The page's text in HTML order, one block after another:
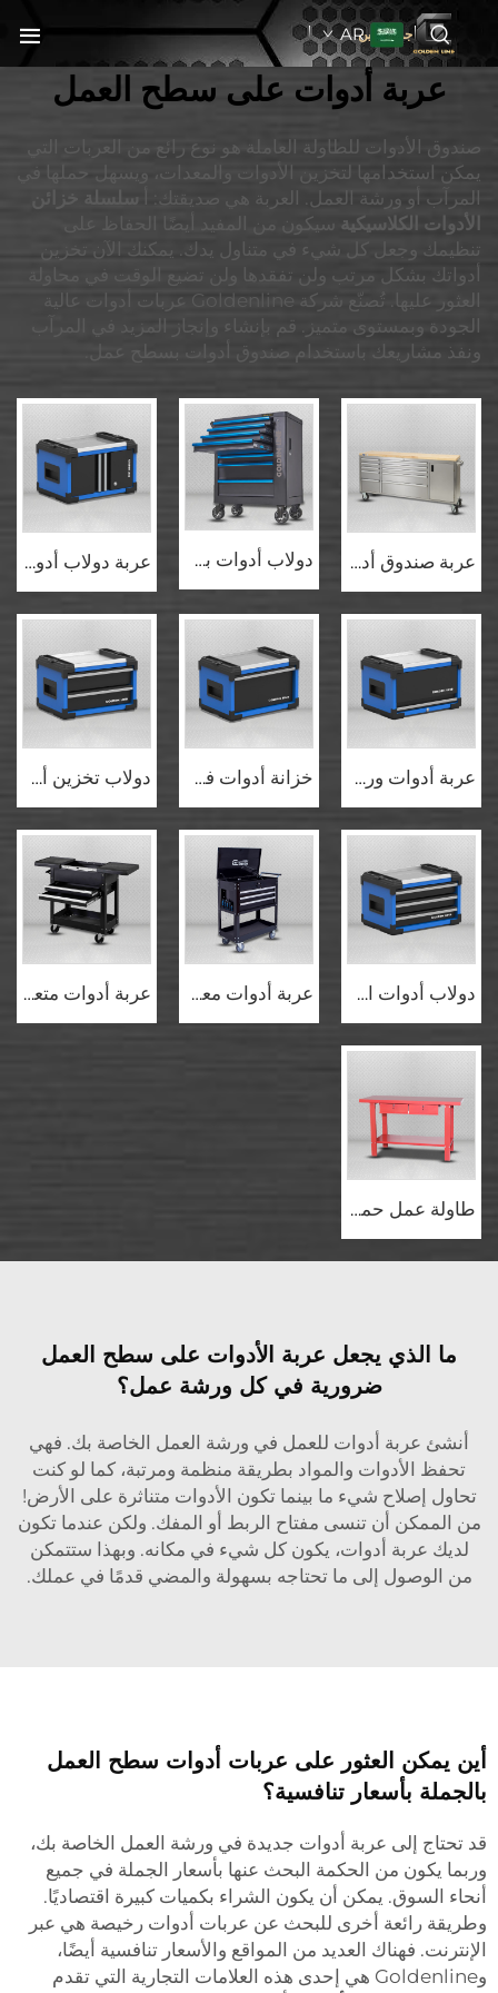
جولدنبلاينAR
عربة أدوات على سطح العمل
صندوق الأدوات للطاولة العاملة هو نوع رائع من العربات التي
يمكن استخدامها لتخزين الأدوات والمعدات، ويسهل حملها في
المرآب أو ورشة العمل. العربة هي صديقتك: أ سلسلة خزائن
الأدوات الكلاسيكية سيكون من المفيد أيضًا الحفاظ على
تنظيمك وجعل كل شيء في متناول يدك. يمكنك الآن تخزين
أدواتك بشكل مرتب ولن تفقدها ولن تضيع الوقت في محاولة
العثور عليها. تُصنّع شركة Goldenline عربات أدوات عالية
الجودة وبمستوى متميز. قم بإنشاء وإنجاز المزيد في المرآب
ونفذ مشاريعك باستخدام صندوق أدوات بسطح عمل.
عربة صندوق أدوات على منضدة عمل من الصلب البارد SPCC بعشرة أدراج GLS7010 دولاب أدوات بكرات GL3307-H مكون من 7 أدراج، خزانة أدوات معدنية كلاسيكية للتخزين، عربة ورشة عمل عربة دولاب أدوات GL2101 مع عجلات دوارة، صندوق أدوات وحدوي
عربة أدوات ورشة عمل GL2102 مع عجلات مزودة بكوابح وصينية متعددة الاستخدامات خزانة أدوات فولاذية مقاومة للصدأ قابلة للحركة GL2103، صندوق أدوات وحدوي دولاب تخزين أدوات متنقل مع سطح عمل من الفولاذ المقاوم للصدأ وعجلات تثبيت
دولاب أدوات احترافي GL2105 مع سطح من الفولاذ المقاوم للصدأ عربة أدوات معدنية سوداء GL304 بثلاثة أدراج عربة أدوات متعددة الوظائف GL307 مع أدراج وألواح
طاولة عمل حمراء متينة GL201+GL202 مع أدراج
ما الذي يجعل عربة الأدوات على سطح العمل
ضرورية في كل ورشة عمل؟
أنشئ عربة أدوات للعمل في ورشة العمل الخاصة بك. فهي
تحفظ الأدوات والمواد بطريقة منظمة ومرتبة، كما لو كنت
تحاول إصلاح شيء ما بينما تكون الأدوات متناثرة على الأرض!
من الممكن أن تنسى مفتاح الربط أو المفك. ولكن عندما تكون
لديك عربة أدوات، يكون كل شيء في مكانه. وبهذا ستتمكن
من الوصول إلى ما تحتاجه بسهولة والمضي قدمًا في عملك.
أين يمكن العثور على عربات أدوات سطح العمل
بالجملة بأسعار تنافسية؟
قد تحتاج إلى عربة أدوات جديدة في ورشة العمل الخاصة بك،
وربما يكون من الحكمة البحث عنها بأسعار الجملة في جميع
أنحاء السوق. يمكن أن يكون الشراء بكميات كبيرة اقتصاديًا.
وطريقة رائعة أخرى للبحث عن عربات أدوات رخيصة هي عبر
الإنترنت. فهناك العديد من المواقع والأسعار تنافسية أيضًا،
وGoldenline هي إحدى هذه العلامات التجارية التي تقدم